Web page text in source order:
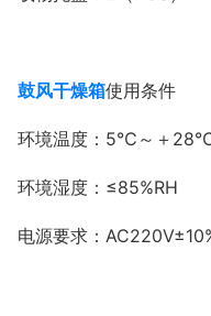
鼓风干燥箱使用条件
环境温度：5℃～＋
环境湿度：≤85%RH
电源要求：